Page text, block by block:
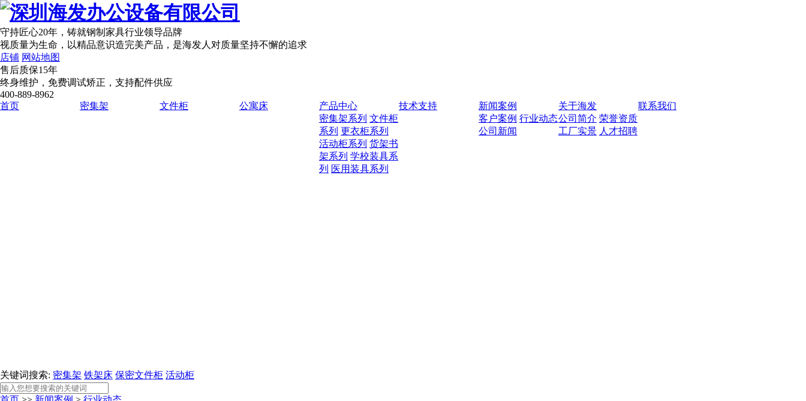
守持匠心20年 ，铸就钢制家具行业领导品牌
视质量为生命，以精品意识造完美产品，是海发人对质量坚持不懈的追求
店铺 网站地图
售后质保15年
终身维护，免费调试矫正，支持配件供应
400-889-8962
首页
密集架 文件柜 公寓床
产品中心
密集架系列 文件柜
系列 更衣柜系列
活动柜系列 货架书
架系列 学校装具系
列 医用装具系列
技术支持
新闻案例
客户案例 行业动态
公司新闻
关于海发
公司简介 荣誉资质
工厂实景 人才招聘
联系我们
关键词搜索: 密集架 铁架床 保密文件柜 活动柜